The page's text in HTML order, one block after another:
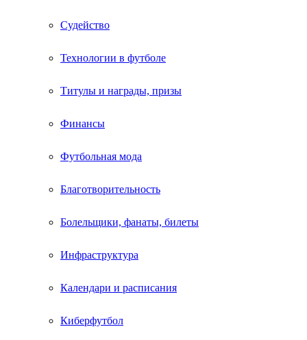
Судейство
Технологии в футболе
Титулы и награды, призы
Финансы
Футбольная мода
Благотворительность
Болельщики, фанаты, билеты
Инфраструктура
Календари и расписания
Киберфутбол